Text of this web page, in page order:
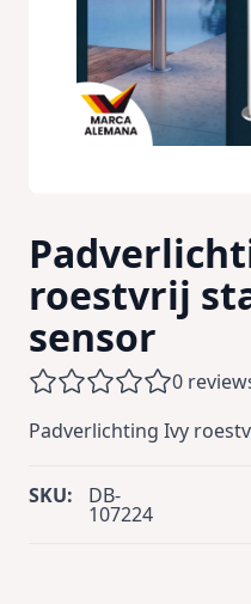
roestvrij
sensor
0
Padverlichting Ivy
SKU: DB-
107224